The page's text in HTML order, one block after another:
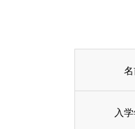
入